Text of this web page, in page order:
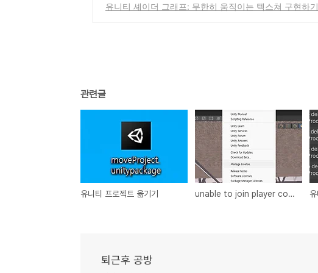
유니티 셰이더 그래프: 무한히 움직이는 텍스쳐 구현하기
관련글
유니티 프로젝트 옮기기 unable to join player connection multicast group (err 10013) 해결
퇴근후 공방